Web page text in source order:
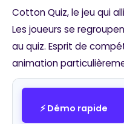
Cotton Quiz, le jeu qui
Les joueurs se
au quiz. Esprit de
animation
⚡ Démo rapide